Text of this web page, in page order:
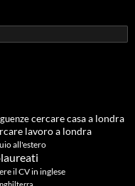
cercare casa a londra
lavoro a londra
all'estero
il CV in inglese